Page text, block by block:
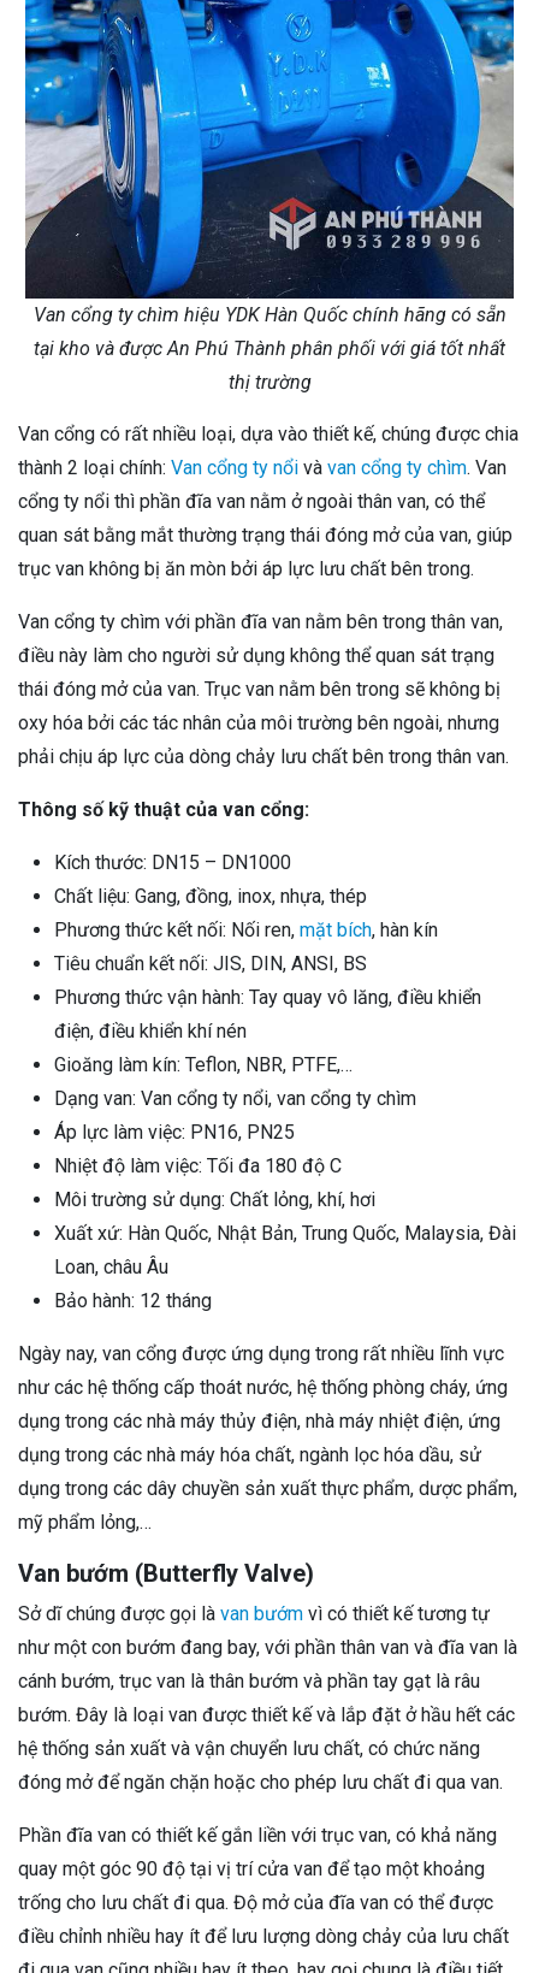
Van cổng ty chìm hiệu YDK Hàn Quốc chính hãng có sẵn
tại kho và được An Phú Thành phân phối với giá tốt nhất
thị trường
Van cổng có rất nhiều loại, dựa vào thiết kế, chúng được chia
thành 2 loại chính: Van cổng ty nổi và van cổng ty chìm. Van
cổng ty nổi thì phần đĩa van nằm ở ngoài thân van, có thể
quan sát bằng mắt thường trạng thái đóng mở của van, giúp
trục van không bị ăn mòn bởi áp lực lưu chất bên trong.
Van cổng ty chìm với phần đĩa van nằm bên trong thân van,
điều này làm cho người sử dụng không thể quan sát trạng
thái đóng mở của van. Trục van nằm bên trong sẽ không bị
oxy hóa bởi các tác nhân của môi trường bên ngoài, nhưng
phải chịu áp lực của dòng chảy lưu chất bên trong thân van.
Thông số kỹ thuật của van cổng:
Kích thước: DN15 – DN1000
Chất liệu: Gang, đồng, inox, nhựa, thép
Phương thức kết nối: Nối ren, mặt bích, hàn kín
Tiêu chuẩn kết nối: JIS, DIN, ANSI, BS
Phương thức vận hành: Tay quay vô lăng, điều khiển
điện, điều khiển khí nén
Gioăng làm kín: Teflon, NBR, PTFE,…
Dạng van: Van cổng ty nổi, van cổng ty chìm
Áp lực làm việc: PN16, PN25
Nhiệt độ làm việc: Tối đa 180 độ C
Môi trường sử dụng: Chất lỏng, khí, hơi
Xuất xứ: Hàn Quốc, Nhật Bản, Trung Quốc, Malaysia, Đài
Loan, châu Âu
Bảo hành: 12 tháng
Ngày nay, van cổng được ứng dụng trong rất nhiều lĩnh vực
như các hệ thống cấp thoát nước, hệ thống phòng cháy, ứng
dụng trong các nhà máy thủy điện, nhà máy nhiệt điện, ứng
dụng trong các nhà máy hóa chất, ngành lọc hóa dầu, sử
dụng trong các dây chuyền sản xuất thực phẩm, dược phẩm,
mỹ phẩm lỏng,…
Van bướm (Butterfly Valve)
Sở dĩ chúng được gọi là van bướm vì có thiết kế tương tự
như một con bướm đang bay, với phần thân van và đĩa van là
cánh bướm, trục van là thân bướm và phần tay gạt là râu
bướm. Đây là loại van được thiết kế và lắp đặt ở hầu hết các
hệ thống sản xuất và vận chuyển lưu chất, có chức năng
đóng mở để ngăn chặn hoặc cho phép lưu chất đi qua van.
Phần đĩa van có thiết kế gắn liền với trục van, có khả năng
quay một góc 90 độ tại vị trí cửa van để tạo một khoảng
trống cho lưu chất đi qua. Độ mở của đĩa van có thể được
điều chỉnh nhiều hay ít để lưu lượng dòng chảy của lưu chất